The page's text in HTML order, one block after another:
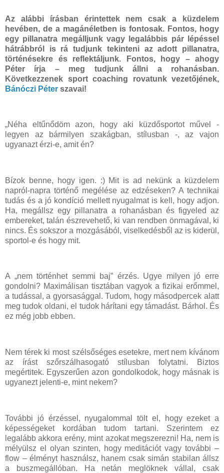
Az alábbi írásban érintettek nem csak a küzdelem
hevében, de a magánéletben is fontosak. Fontos, hogy
egy pillanatra megálljunk vagy legalábbis pár lépéssel
hátrábbról is rá tudjunk tekinteni az adott pillanatra,
történésekre és reflektáljunk. Fontos, hogy – ahogy
Péter írja – meg tudjunk állni a rohanásban.
Következzenek sport coaching rovatunk vezetőjének,
Bánóczi Péter szavai!
„Néha eltűnődöm azon, hogy aki küzdősportot művel -
legyen az bármilyen szakágban, stílusban -, az vajon
ugyanazt érzi-e, amit én?
Bízok benne, hogy igen. :) Mit is ad nekünk a küzdelem
napról-napra történő megélése az edzéseken? A technikai
tudás és a jó kondíció mellett nyugalmat is kell, hogy adjon.
Ha, megállsz egy pillanatra a rohanásban és figyeled az
embereket, talán észrevehető, ki van rendben önmagával, ki
nincs. És sokszor a mozgásából, viselkedésből az is kiderül,
sportol-e és hogy mit.
A „nem történhet semmi baj” érzés. Ugye milyen jó erre
gondolni? Maximálisan tisztában vagyok a fizikai erőmmel,
a tudással, a gyorsasággal. Tudom, hogy másodpercek alatt
meg tudok oldani, el tudok hárítani egy támadást. Bárhol. És
ez még jobb ebben.
Nem térek ki most szélsőséges esetekre, mert nem kívánom
az írást szőrszálhasogató stílusban folytatni. Biztos
megértitek. Egyszerűen azon gondolkodok, hogy másnak is
ugyanezt jelenti-e, mint nekem?
További jó érzéssel, nyugalommal tölt el, hogy ezeket a
képességeket kordában tudom tartani. Szerintem ez
legalább akkora erény, mint azokat megszerezni! Ha, nem is
mélyülsz el olyan szinten, hogy meditációt vagy további –
flow – élményt használsz, hanem csak simán stabilan állsz
a buszmegállóban. Ha netán meglöknek vállal, csak